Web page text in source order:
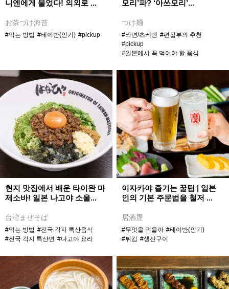
니엔에게 물었다! 의외로 ...
お茶づけ海苔
#먹는 방법 #테이반(인기) #pickup
모리’파? ‘아쓰모리’...
つけ麺
#라면/츠케멘 #편집부의 추천
#pickup
#일본에서 꼭 먹어야 할 음식
현지 맛집에서 배운 타이완 마
제소바! 일본 나고야 소울...
台湾まぜそば
#먹는 방법 #전국 각지 특산음식
#전국 각지 특산면 #나고야 요리
이자카야 즐기는 꿀팁 | 일본
인의 기본 주문법을 철저 ...
居酒屋
#무엇을 먹을까 #테이반(인기)
#튀김 #생선구이